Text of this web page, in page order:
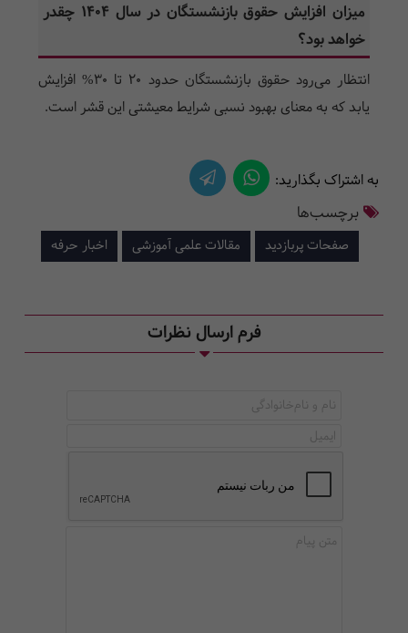
میزان افزایش حقوق بازنشستگان در سال ۱۴۰۴ چقدر
خواهد بود؟
انتظار می‌رود حقوق بازنشستگان حدود ۲۰ تا 30% افزایش
یابد که به معنای بهبود نسبی شرایط معیشتی این قشر است.
به اشتراک بگذارید:
برچسب‌ها
صفحات پربازدید مقالات علمی آموزشی اخبار حرفه
فرم ارسال نظرات